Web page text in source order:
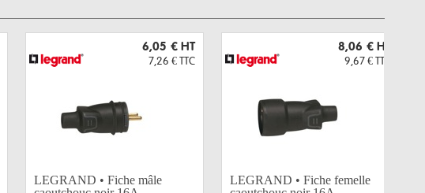
6,05 € HT
7,26 € TTC
LEGRAND • Fiche mâle
8,06 € HT
9,67 € TTC
LEGRAND • Fiche femelle